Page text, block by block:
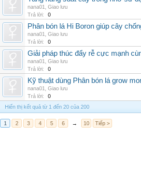
nana01
Giao lưu
Trả lời:
0
Phân bón lá Hi Boron giúp cây
nana01
Giao lưu
Trả lời:
0
Giải pháp thúc đẩy rễ cực mạnh
nana01
Giao lưu
Trả lời:
0
Kỹ thuật dùng Phân bón lá grow
nana01
Giao lưu
Trả lời:
0
Hiển thị kết quả từ 1 đến 20 của 200
1 2 3 4 5 6 → 10 Tiếp >